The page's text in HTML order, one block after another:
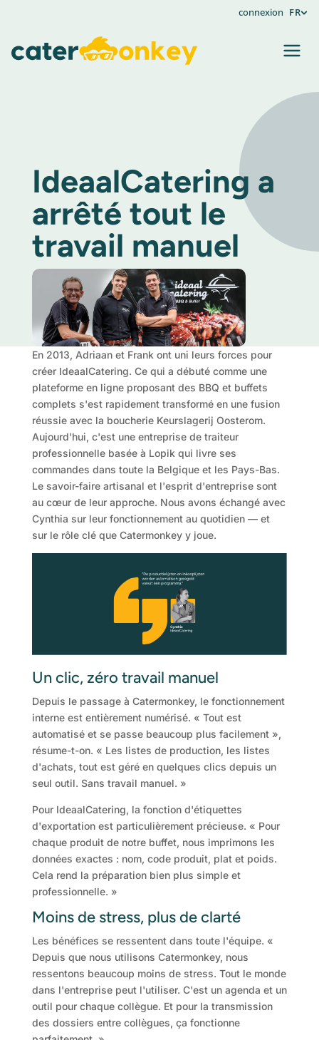
connexion FR
IdeaalCatering a
arrêté tout le
travail manuel
En 2013, Adriaan et Frank ont uni leurs forces pour
créer IdeaalCatering. Ce qui a débuté comme une
plateforme en ligne proposant des BBQ et buffets
complets s'est rapidement transformé en une fusion
réussie avec la boucherie Keurslagerij Oosterom.
Aujourd'hui, c'est une entreprise de traiteur
professionnelle basée à Lopik qui livre ses
commandes dans toute la Belgique et les Pays-Bas.
Le savoir-faire artisanal et l'esprit d'entreprise sont
au cœur de leur approche. Nous avons échangé avec
Cynthia sur leur fonctionnement au quotidien — et
sur le rôle clé que Catermonkey y joue.
Un clic, zéro travail manuel
Depuis le passage à Catermonkey, le fonctionnement
interne est entièrement numérisé. « Tout est
automatisé et se passe beaucoup plus facilement »,
résume-t-on. « Les listes de production, les listes
d'achats, tout est géré en quelques clics depuis un
seul outil. Sans travail manuel. »
Pour IdeaalCatering, la fonction d'étiquettes
d'exportation est particulièrement précieuse. « Pour
chaque produit de notre buffet, nous imprimons les
données exactes : nom, code produit, plat et poids.
Cela rend la préparation bien plus simple et
professionnelle. »
Moins de stress, plus de clarté
Les bénéfices se ressentent dans toute l'équipe. «
Depuis que nous utilisons Catermonkey, nous
ressentons beaucoup moins de stress. Tout le monde
dans l'entreprise peut l'utiliser. C'est un agenda et un
outil pour chaque collègue. Et pour la transmission
des dossiers entre collègues, ça fonctionne